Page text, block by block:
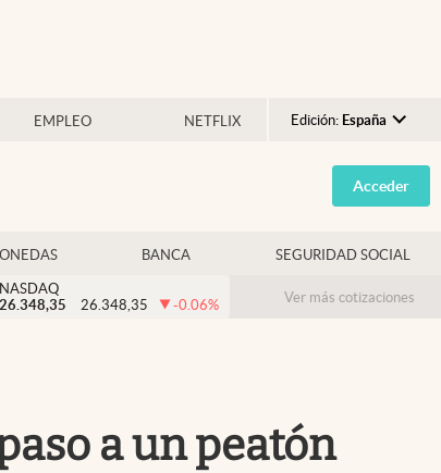
EMPLEO NETFLIX Edición: España
Argentina
España
USA
Colombia
Acceder
BANCA SEGURIDAD SOCIAL
NASDAQ
26.348,35
26.348,35 -0.06% Ver más cotizaciones
a un peatón